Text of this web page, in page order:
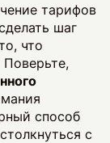
тарифов
шаг
что
способ
с